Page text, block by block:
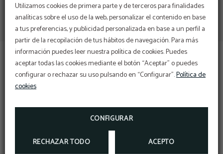
Utilizamos cookies de primera parte y de terceros para finalidades
analíticas sobre el uso de la web, personalizar el contenido en base
a tus preferencias, y publicidad personalizada en base a un perfil a
partir de la recopilación de tus hábitos de navegación. Para más
información puedes leer nuestra política de cookies. Puedes
aceptar todas las cookies mediante el botón “Aceptar” o puedes
configurar o rechazar su uso pulsando en “Configurar”.Política de
cookies
CONFIGURAR
RECHAZAR TODO ACEPTO
COVID - 19
HOTEL MAS CAMARENA
(ALTURA MÁXIMA 2,20 METROS) CON60 PLAZAS
TRAVÉS DE LA WEB OFICIAL Y DISFRUTA DE UN
PROMOCIÓN SEMANAL
Alójate 7 días y obtén un descuento del 25%,
reserva directamente desde nuestro motor de